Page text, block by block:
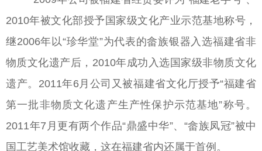
2010年被文化部授予国家级文化产业示范基地称号，
继2006年以“珍华堂”为代表的畲族银器入选福建省非
物质文化遗产后，2010年成功入选国家级非物质文化
遗产。2011年6月公司又被福建省文化厅授予“福建省
第一批非物质文化遗产生产性保护示范基地”称号。
2011年7月更有两个作品“鼎盛中华”、“畲族凤冠”被中
国工艺美术馆收藏，这在福建省内还属于首例。